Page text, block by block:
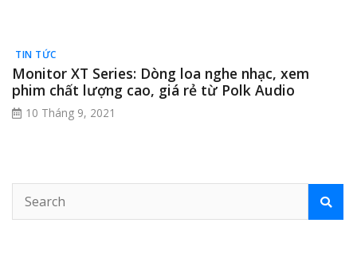
TIN TỨC
Monitor XT Series: Dòng loa nghe nhạc, xem
phim chất lượng cao, giá rẻ từ Polk Audio
10 Tháng 9, 2021